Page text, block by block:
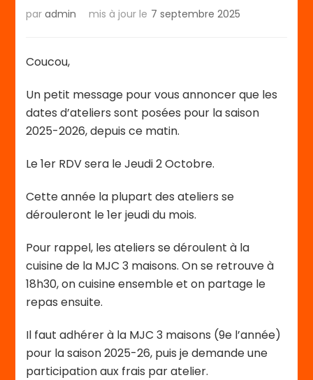
paradmin mis à jour le 7 septembre 2025
Coucou,
Un petit message pour vous annoncer que les
dates d’ateliers sont posées pour la saison
2025-2026, depuis ce matin.
Le 1er RDV sera le Jeudi 2 Octobre.
Cette année la plupart des ateliers se
dérouleront le 1er jeudi du mois.
Pour rappel, les ateliers se déroulent à la
cuisine de la MJC 3 maisons. On se retrouve à
18h30, on cuisine ensemble et on partage le
repas ensuite.
Il faut adhérer à la MJC 3 maisons (9e l’année)
pour la saison 2025-26, puis je demande une
participation aux frais par atelier.